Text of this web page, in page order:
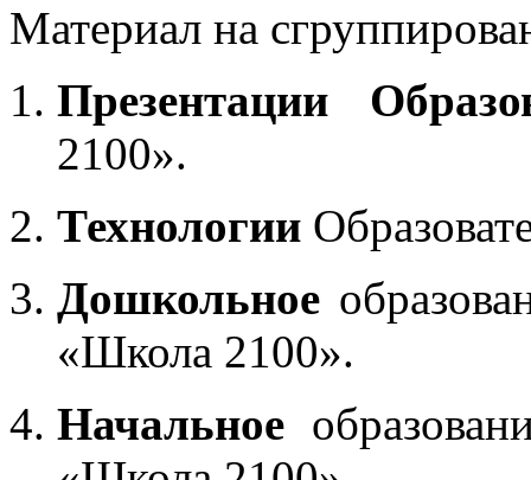
Материал на
Презентации
2100».
Технологии
Дошкольное
«Школа 2100».
Начальное